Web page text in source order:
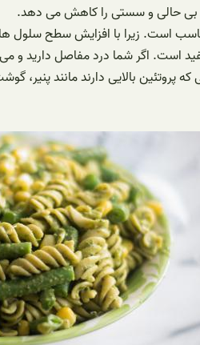
بی حالی و سستی را کاهش می دهد.
است. زیرا با افزایش سطح سلول
است. اگر شما درد مفاصل دارید و
که پروتئین بالایی دارند مانند